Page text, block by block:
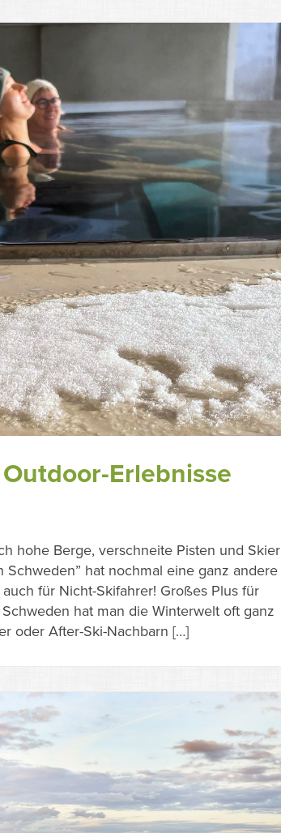
Erlebnisse
hohe Berge, verschneite Pisten und Skier
hat nochmal eine ganz andere
für Nicht-Skifahrer! Großes Plus für
hat man die Winterwelt oft ganz
oder After-Ski-Nachbarn […]